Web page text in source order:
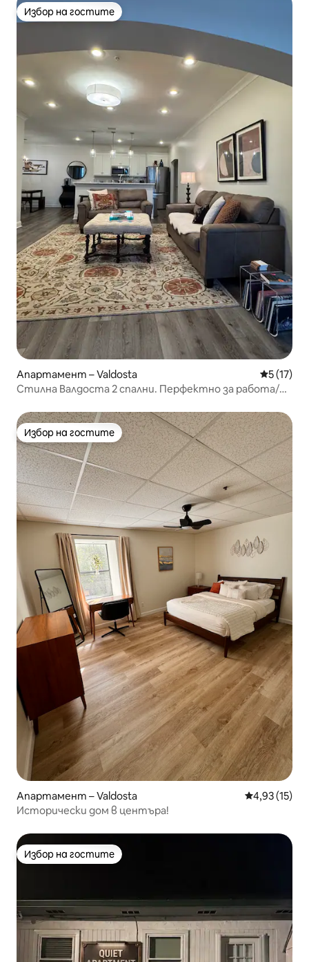
Избор на гостите
Избор на гостите
Апартамент – Valdosta Средна
5 (17)
Стилна Валдоста 2 спални. Перфектно за работа/
Избор на гостите
Избор на гостите
Апартамент – Valdosta Средна
4,93 (15)
Исторически дом в центъра!
Избор на гостите
Избор на гостите